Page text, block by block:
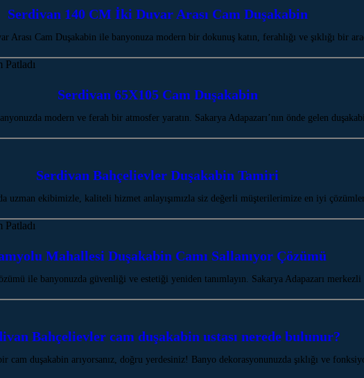
Serdivan 140 CM İki Duvar Arası Cam Duşakabin
Arası Cam Duşakabin ile banyonuza modern bir dokunuş katın, ferahlığı ve şıklığı bir
Serdivan 65X105 Cam Duşakabin
modern ve ferah bir atmosfer yaratın. Sakarya Adapazarı’nın önde gelen
Serdivan Bahçelievler Duşakabin Tamiri
uzman ekibimizle, kaliteli hizmet anlayışımızla siz değerli müşterilerimize en iyi
Mahallesi Duşakabin Camı Sallanıyor Çözümü
ile banyonuzda güvenliği ve estetiği yeniden tanımlayın. Sakarya Adapazarı
Bahçelievler cam duşakabin ustası nerede bulunur?
duşakabin arıyorsanız, doğru yerdesiniz! Banyo dekorasyonunuzda şıklığı ve